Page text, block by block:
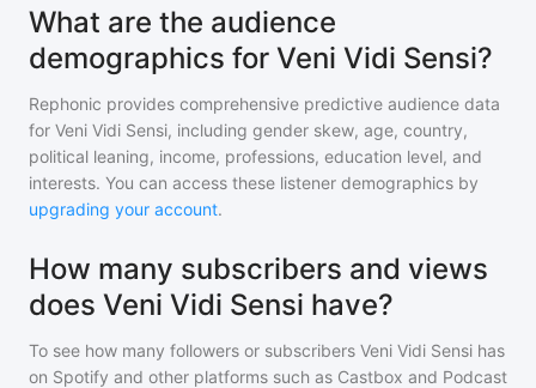
What are the audience
demographics for Veni Vidi Sensi?
Rephonic provides comprehensive predictive audience data
for Veni Vidi Sensi, including gender skew, age, country,
political leaning, income, professions, education level, and
interests. You can access these listener demographics by
upgrading your account.
How many subscribers and views
does Veni Vidi Sensi have?
To see how many followers or subscribers Veni Vidi Sensi has
on Spotify and other platforms such as Castbox and Podcast